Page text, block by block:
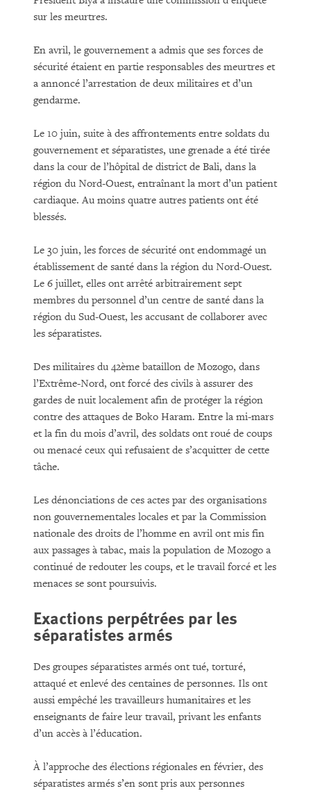
sur les meurtres.
En avril, le gouvernement a admis que ses forces de
sécurité étaient en partie responsables des meurtres et
a annoncé l’arrestation de deux militaires et d’un
gendarme.
Le 10 juin, suite à des affrontements entre soldats du
gouvernement et séparatistes, une grenade a été tirée
dans la cour de l’hôpital de district de Bali, dans la
région du Nord-Ouest, entraînant la mort d’un patient
cardiaque. Au moins quatre autres patients ont été
blessés.
Le 30 juin, les forces de sécurité ont endommagé un
établissement de santé dans la région du Nord-Ouest.
Le 6 juillet, elles ont arrêté arbitrairement sept
membres du personnel d’un centre de santé dans la
région du Sud-Ouest, les accusant de collaborer avec
les séparatistes.
Des militaires du 42ème bataillon de Mozogo, dans
l’Extrême-Nord, ont forcé des civils à assurer des
gardes de nuit localement afin de protéger la région
contre des attaques de Boko Haram. Entre la mi-mars
et la fin du mois d’avril, des soldats ont roué de coups
ou menacé ceux qui refusaient de s’acquitter de cette
tâche.
Les dénonciations de ces actes par des organisations
non gouvernementales locales et par la Commission
nationale des droits de l’homme en avril ont mis fin
aux passages à tabac, mais la population de Mozogo a
continué de redouter les coups, et le travail forcé et les
menaces se sont poursuivis.
Exactions perpétrées par les
séparatistes armés
Des groupes séparatistes armés ont tué, torturé,
attaqué et enlevé des centaines de personnes. Ils ont
aussi empêché les travailleurs humanitaires et les
enseignants de faire leur travail, privant les enfants
d’un accès à l’éducation.
À l’approche des élections régionales en février, des
séparatistes armés s’en sont pris aux personnes